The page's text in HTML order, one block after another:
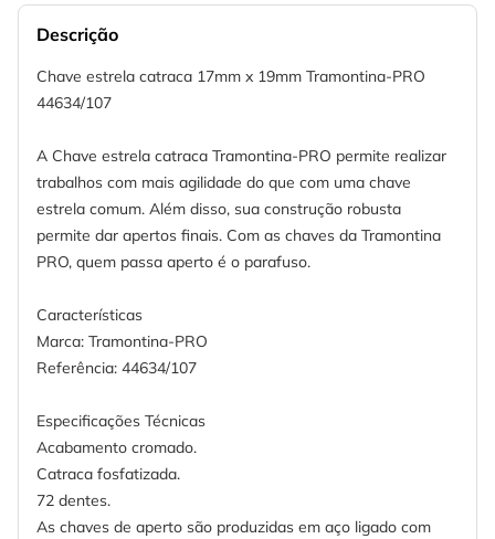
Descrição
Chave estrela catraca 17mm x 19mm Tramontina-PRO
44634/107
A Chave estrela catraca Tramontina-PRO permite realizar
trabalhos com mais agilidade do que com uma chave
estrela comum. Além disso, sua construção robusta
permite dar apertos finais. Com as chaves da Tramontina
PRO, quem passa aperto é o parafuso.
Características
Marca: Tramontina-PRO
Referência: 44634/107
Especificações Técnicas
Acabamento cromado.
Catraca fosfatizada.
72 dentes.
As chaves de aperto são produzidas em aço ligado com